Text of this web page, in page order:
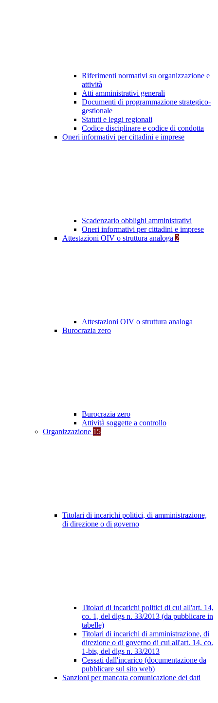
Riferimenti normativi su organizzazione e
attività
Atti amministrativi generali
Documenti di programmazione strategico-
gestionale
Statuti e leggi regionali
Codice disciplinare e codice di condotta
Oneri informativi per cittadini e imprese
Scadenzario obblighi amministrativi
Oneri informativi per cittadini e imprese
Attestazioni OIV o struttura analoga 2
Attestazioni OIV o struttura analoga
Burocrazia zero
Burocrazia zero
Attività soggette a controllo
Organizzazione 15
Titolari di incarichi politici, di amministrazione,
di direzione o di governo
Titolari di incarichi politici di cui all'art. 14,
co. 1, del dlgs n. 33/2013 (da pubblicare in
tabelle)
Titolari di incarichi di amministrazione, di
direzione o di governo di cui all'art. 14, co.
1-bis, del dlgs n. 33/2013
Cessati dall'incarico (documentazione da
pubblicare sul sito web)
Sanzioni per mancata comunicazione dei dati